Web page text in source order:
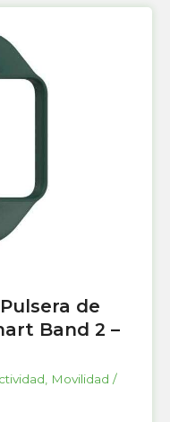
de
Band 2 –
Movilidad /